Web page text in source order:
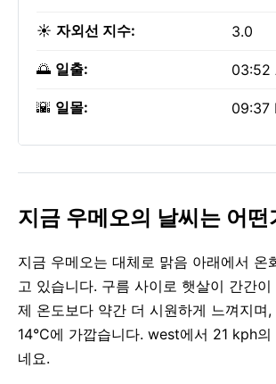
☀️ 자외선 지수: 3.0
🌅 일출: 03:52
🌇 일몰: 09:37
지금 우메오의 날씨는 어떤
지금 우메오는 대체로 맑음 아래에서 온
고 있습니다. 구름 사이로 햇살이 간간이
제 온도보다 약간 더 시원하게 느껴지며,
14°C에 가깝습니다. west에서 21 kph의
네요.